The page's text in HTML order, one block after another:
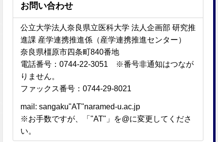
お問い合わせ
公立大学法人奈良県立医科大学 法人企画部 研究推
進課 産学連携推進係（産学連携推進センター）
奈良県橿原市四条町840番地
電話番号：0744-22-3051 ※番号非通知はつなが
りません。
ファックス番号：0744-29-8021
mail: sangaku"AT"naramed-u.ac.jp
※お手数ですが、「"AT"」を@に変更してくださ
い。